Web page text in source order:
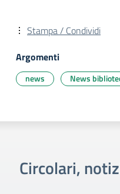
Stampa / Condividi
Argomenti
news News
Circolari,